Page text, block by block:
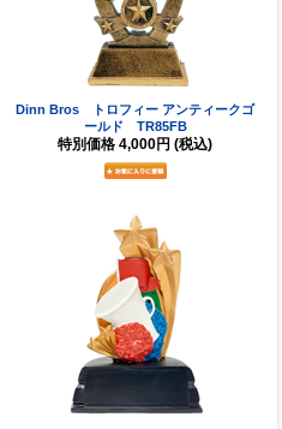
Dinn Bros トロフィー アンティークゴ
ールド TR85FB
特別価格 4,000円 (税込)